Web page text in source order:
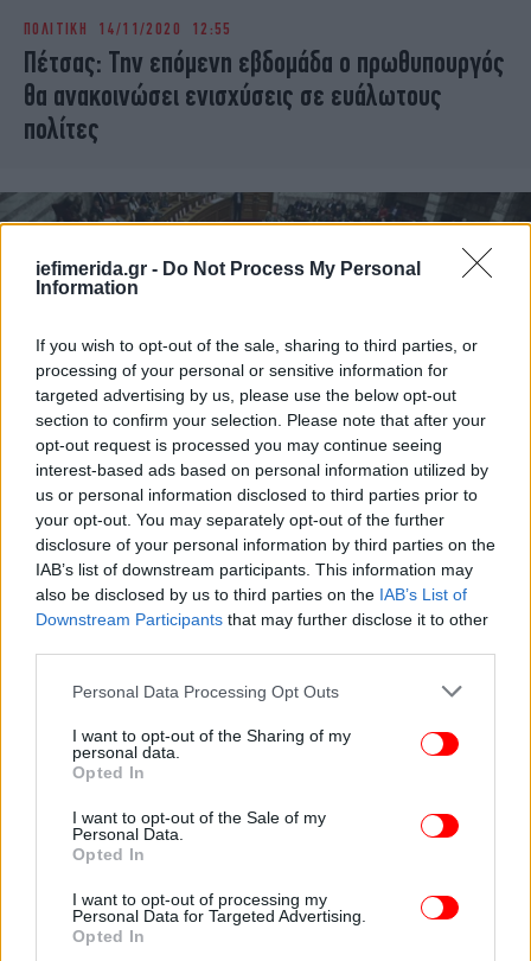
iefimerida.gr - Do Not Process My Personal
Information
If you wish to opt-out of the sale, sharing to third parties, or
processing of your personal or sensitive information for
targeted advertising by us, please use the below opt-out
section to confirm your selection. Please note that after your
opt-out request is processed you may continue seeing
interest-based ads based on personal information utilized by
us or personal information disclosed to third parties prior to
your opt-out. You may separately opt-out of the further
disclosure of your personal information by third parties on the
IAB’s list of downstream participants. This information may
also be disclosed by us to third parties on the IAB’s List of
Downstream Participants that may further disclose it to other
Please note that this website/app uses one or more Google
not limited to your visit or usage behaviour. You may click to
grant or deny consent to Google and its third-party tags to
use your data for below specified purposes in below Google
consent section.
Personal Data Processing Opt Outs
I want to opt-out of the Sharing of my
personal data.
Opted In
I want to opt-out of the Sale of my
Personal Data.
Opted In
I want to opt-out of processing my
Personal Data for Targeted Advertising.
Opted In
ΠΟΛΙΤΙΚΗ 14/11/2020 12:55
Πέτσας: Την επόμενη εβδομάδα ο πρωθυπουργός
θα ανακοινώσει ενισχύσεις σε ευάλωτους
πολίτες
ΠΟΛΙΤΙΚΗ 12/02/2020 21:35
Βουλή: Πέρασε η τροπολογία για τη ΛΑΡΚΟ και η
ΠΝΠ για αύξηση κοινωνικού μερίσματος
ΠΟΛΙΤΙΚΗ 05/02/2020 19:51
Βεσυρόπουλος: Εως τέλος Φλεβάρη το